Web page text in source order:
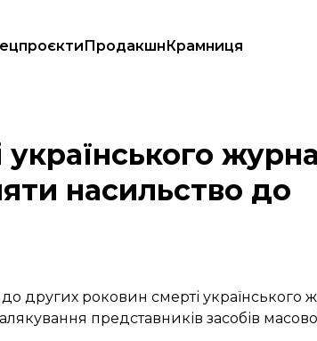
ПродакшнКрамниця
насильство до представників ЗМІ
насильство до
других роковин смерті українського
представників засобів